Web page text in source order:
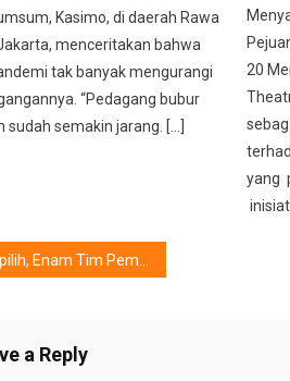
Kasimo, di daerah Rawa
menceritakan bahwa
tak banyak mengurangi
“Pedagang bubur
sudah semakin jarang. […]
20
yang
Tim Pemenang Samsung Solve for Tomorrow 2025
a Reply